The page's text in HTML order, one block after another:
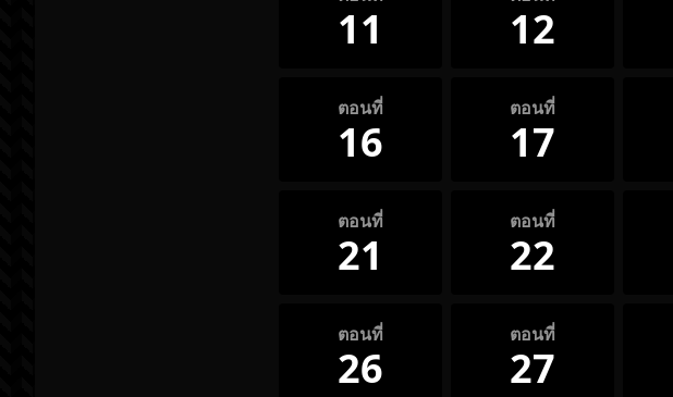
11 12
ตอนที่
16
ตอนที่
17
ตอนที่
21
ตอนที่
22
ตอนที่
26
ตอนที่
27